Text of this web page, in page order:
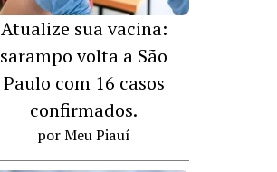
Atualize sua vacina:
sarampo volta a São
Paulo com 16 casos
confirmados.
por Meu Piauí